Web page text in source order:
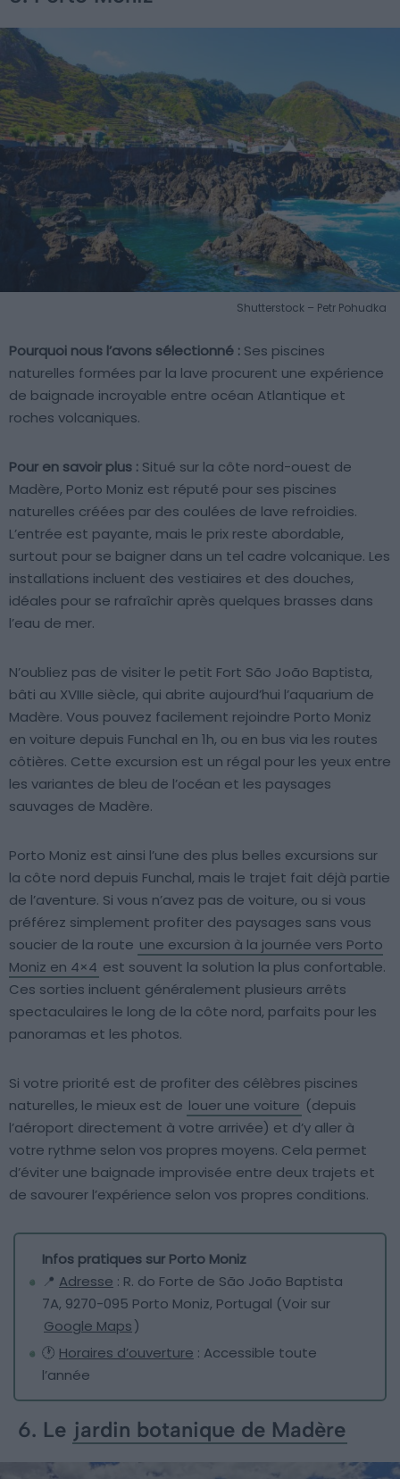
Shutterstock – Petr Pohudka
Pourquoi nous l’avons sélectionné : Ses piscines
naturelles formées par la lave procurent une expérience
de baignade incroyable entre océan Atlantique et
roches volcaniques.
Pour en savoir plus : Situé sur la côte nord-ouest de
Madère, Porto Moniz est réputé pour ses piscines
naturelles créées par des coulées de lave refroidies.
L’entrée est payante, mais le prix reste abordable,
surtout pour se baigner dans un tel cadre volcanique. Les
installations incluent des vestiaires et des douches,
idéales pour se rafraîchir après quelques brasses dans
l’eau de mer.
N’oubliez pas de visiter le petit Fort São João Baptista,
bâti au XVIIIe siècle, qui abrite aujourd’hui l’aquarium de
Madère. Vous pouvez facilement rejoindre Porto Moniz
en voiture depuis Funchal en 1h, ou en bus via les routes
côtières. Cette excursion est un régal pour les yeux entre
les variantes de bleu de l’océan et les paysages
sauvages de Madère.
Porto Moniz est ainsi l’une des plus belles excursions sur
la côte nord depuis Funchal, mais le trajet fait déjà partie
de l’aventure. Si vous n’avez pas de voiture, ou si vous
préférez simplement profiter des paysages sans vous
soucier de la route une excursion à la journée vers Porto
Moniz en 4×4 est souvent la solution la plus confortable.
Ces sorties incluent généralement plusieurs arrêts
spectaculaires le long de la côte nord, parfaits pour les
panoramas et les photos.
Si votre priorité est de profiter des célèbres piscines
naturelles, le mieux est de louer une voiture (depuis
l’aéroport directement à votre arrivée) et d’y aller à
votre rythme selon vos propres moyens. Cela permet
d’éviter une baignade improvisée entre deux trajets et
de savourer l’expérience selon vos propres conditions.
Infos pratiques sur Porto Moniz
📍 Adresse : R. do Forte de São João Baptista
7A, 9270-095 Porto Moniz, Portugal (Voir sur
Google Maps)
🕐 Horaires d’ouverture : Accessible toute
l’année
6. Le jardin botanique de Madère